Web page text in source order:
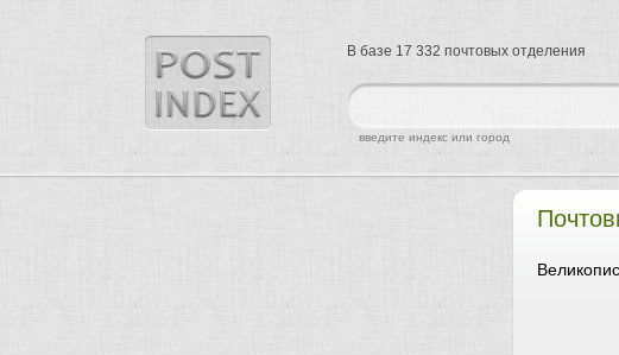
найти
введите индекс или город
В базе 17 332 почтовых отделения